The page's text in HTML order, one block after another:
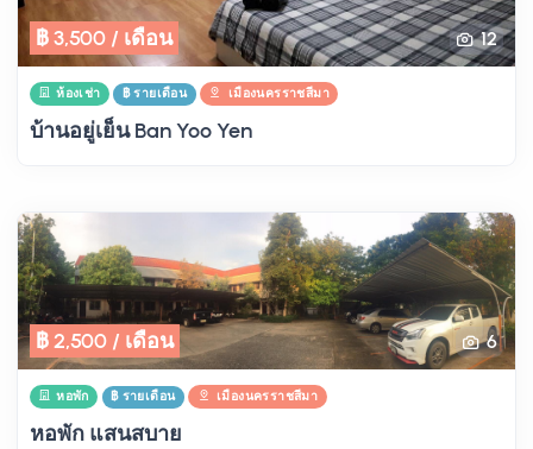
฿ 3,500 / เดือน 12
ห้องเช่า ฿ รายเดือน เมืองนครราชสีมา
บ้านอยู่เย็น Ban Yoo Yen
฿ 2,500 / เดือน 6
หอพัก ฿ รายเดือน เมืองนครราชสีมา
หอพัก แสนสบาย